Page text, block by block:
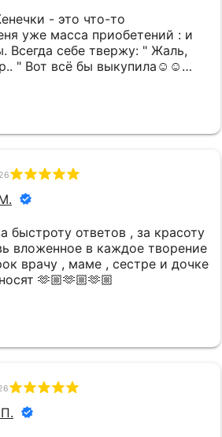
- это что-то
уже масса приобетений : и
" Вот всë бы выкупила☺☺
связь с
быстроту ответов , за красоту
вложенное в каждое творение
врачу , маме , сестре и дочке
🫶🏼🫶🏼🫶🏼